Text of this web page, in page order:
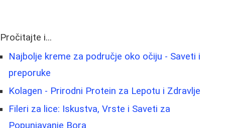
Pročitajte i...
Najbolje kreme za područje oko očiju - Saveti i
preporuke
Kolagen - Prirodni Protein za Lepotu i Zdravlje
Fileri za lice: Iskustva, Vrste i Saveti za
Popunjavanje Bora